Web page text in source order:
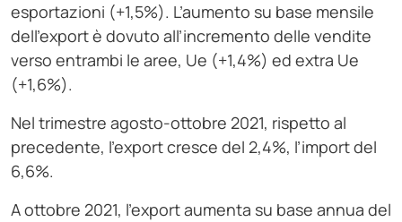
esportazioni (+1,5%). L’aumento su base mensile
dell’export è dovuto all’incremento delle vendite
verso entrambi le aree, Ue (+1,4%) ed extra Ue
(+1,6%).
Nel trimestre agosto-ottobre 2021, rispetto al
precedente, l’export cresce del 2,4%, l’import del
6,6%.
A ottobre 2021, l’export aumenta su base annua del